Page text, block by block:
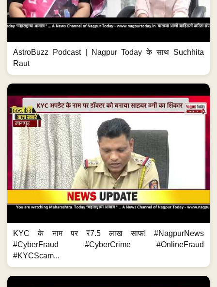
AstroBuzz Podcast | Nagpur Today के साथ Suchhita
Raut
KYC के नाम पर ₹7.5 लाख साफ! #NagpurNews
#CyberFraud #CyberCrime #OnlineFraud
#KYCScam...